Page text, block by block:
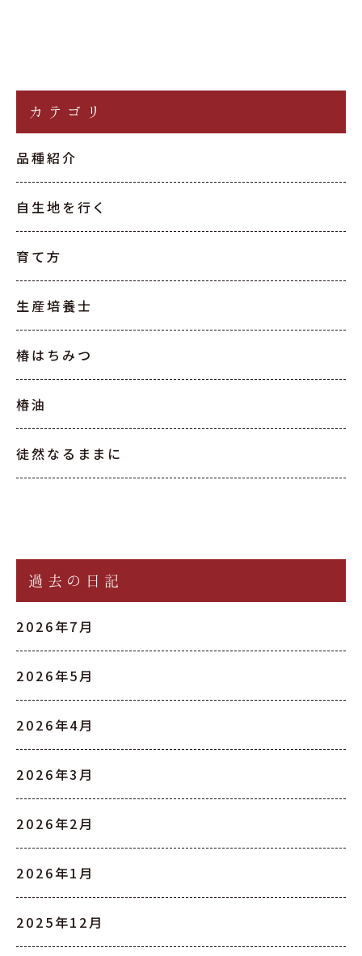
カテゴリ
品種紹介
自生地を行く
育て方
生産培養士
椿はちみつ
椿油
徒然なるままに
過去の日記
2026年7月
2026年5月
2026年4月
2026年3月
2026年2月
2026年1月
2025年12月